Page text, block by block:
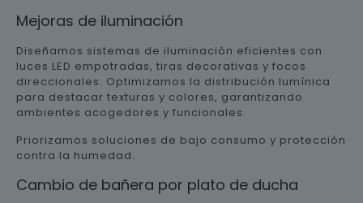
Mejoras de iluminación
Diseñamos sistemas de iluminación eficientes con
luces LED empotradas, tiras decorativas y focos
direccionales. Optimizamos la distribución lumínica
para destacar texturas y colores, garantizando
ambientes acogedores y funcionales.
Priorizamos soluciones de bajo consumo y protección
contra la humedad.
Cambio de bañera por plato de ducha